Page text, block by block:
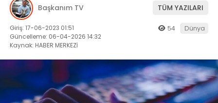
Başkanım TV TÜM YAZILARI
Giriş: 17-06-2023 01:51
Güncelleme: 06-04-2026 14:32
Kaynak: HABER MERKEZİ
54 Dünya